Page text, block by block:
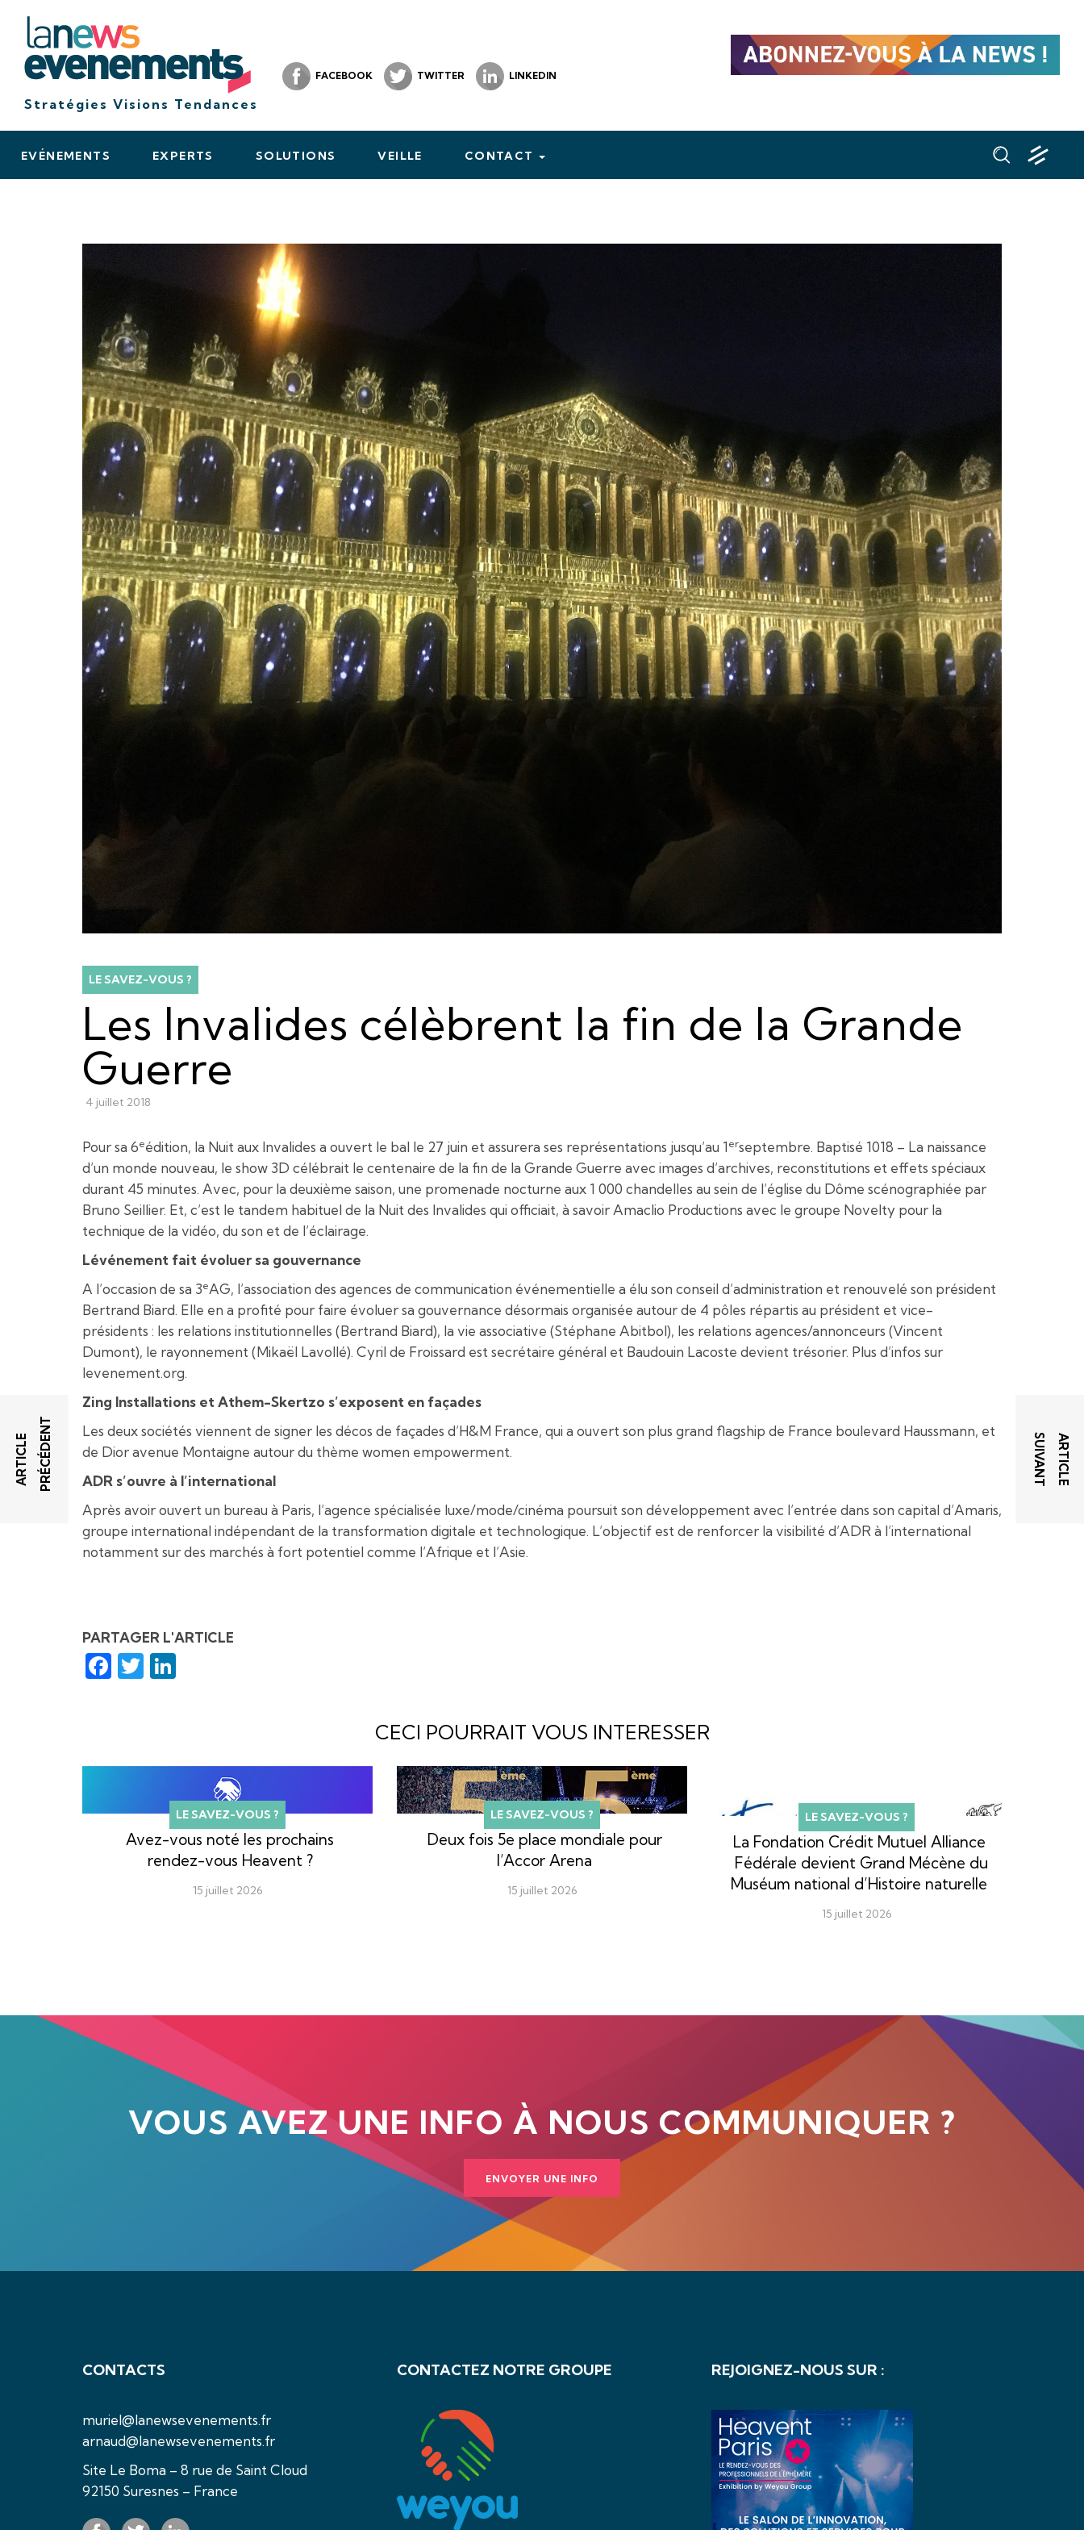
Stratégies Visions Tendances
FACEBOOK TWITTER LINKEDIN
EVÉNEMENTS EXPERTS SOLUTIONS VEILLE CONTACT
LE SAVEZ-VOUS ?
Les Invalides célèbrent la fin de la Grande
Guerre
4 juillet 2018
Pour sa 6eédition, la Nuit aux Invalides a ouvert le bal le 27 juin et assurera ses représentations jusqu’au 1erseptembre. Baptisé 1018 – La naissance
d’un monde nouveau, le show 3D célébrait le centenaire de la fin de la Grande Guerre avec images d’archives, reconstitutions et effets spéciaux
durant 45 minutes. Avec, pour la deuxième saison, une promenade nocturne aux 1 000 chandelles au sein de l’église du Dôme scénographiée par
Bruno Seillier. Et, c’est le tandem habituel de la Nuit des Invalides qui officiait, à savoir Amaclio Productions avec le groupe Novelty pour la
technique de la vidéo, du son et de l’éclairage.
Lévénement fait évoluer sa gouvernance
A l’occasion de sa 3eAG, l’association des agences de communication événementielle a élu son conseil d’administration et renouvelé son président
Bertrand Biard. Elle en a profité pour faire évoluer sa gouvernance désormais organisée autour de 4 pôles répartis au président et vice-
présidents : les relations institutionnelles (Bertrand Biard), la vie associative (Stéphane Abitbol), les relations agences/annonceurs (Vincent
Dumont), le rayonnement (Mikaël Lavollé). Cyril de Froissard est secrétaire général et Baudouin Lacoste devient trésorier. Plus d’infos sur
levenement.org.
Zing Installations et Athem-Skertzo s’exposent en façades
Les deux sociétés viennent de signer les décos de façades d’H&M France, qui a ouvert son plus grand flagship de France boulevard Haussmann, et
de Dior avenue Montaigne autour du thème women empowerment.
ADR s’ouvre à l’international
Après avoir ouvert un bureau à Paris, l’agence spécialisée luxe/mode/cinéma poursuit son développement avec l’entrée dans son capital d’Amaris,
groupe international indépendant de la transformation digitale et technologique. L’objectif est de renforcer la visibilité d’ADR à l’international
notamment sur des marchés à fort potentiel comme l’Afrique et l’Asie.
PARTAGER L'ARTICLE
Facebook
Twitter
A
R
T
I
C
L
E
P
R
É
C
É
D
E
N T A
R
T
I
C
L
E
S
U
I
V
A
N
T
CECI POURRAIT VOUS INTERESSER
LE SAVEZ-VOUS ?
Avez-vous noté les prochains
rendez-vous Heavent ?
15 juillet 2026
LE SAVEZ-VOUS ?
Deux fois 5e place mondiale pour
l’Accor Arena
15 juillet 2026
LE SAVEZ-VOUS ?
La Fondation Crédit Mutuel Alliance
Fédérale devient Grand Mécène du
Muséum national d’Histoire naturelle
15 juillet 2026
VOUS AVEZ UNE INFO À NOUS COMMUNIQUER ?
ENVOYER UNE INFO
CONTACTS
muriel@lanewsevenements.fr
arnaud@lanewsevenements.fr
Site Le Boma – 8 rue de Saint Cloud
92150 Suresnes – France
CONTACTEZ NOTRE GROUPE REJOIGNEZ-NOUS SUR :